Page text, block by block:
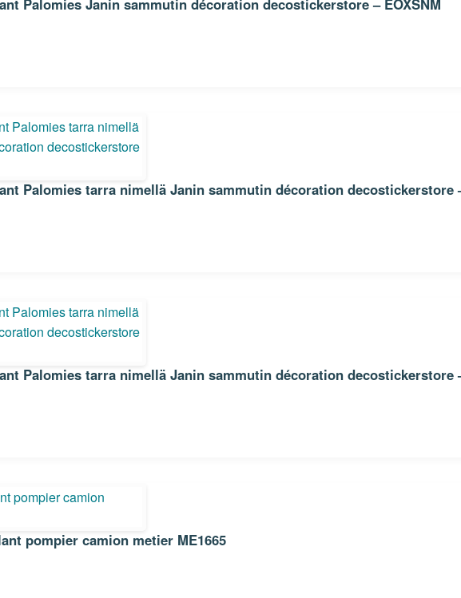
Palomies tarra nimellä Janin sammutin décoration decostickerstore
Palomies tarra nimellä Janin sammutin décoration decostickerstore
Sticker Autocollant pompier camion metier ME1665